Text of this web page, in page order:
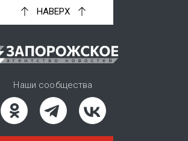
НАВЕРХ
Наши сообщества